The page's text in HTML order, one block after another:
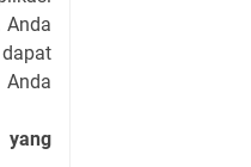
Anda
yang